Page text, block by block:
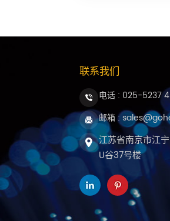
联系我们
电话 : 025-5237
邮箱 :
江苏省南京市江
U谷37号楼